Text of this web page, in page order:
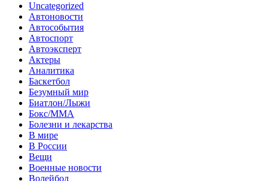
Uncategorized
Автоновости
Автособытия
Автоспорт
Автоэксперт
Актеры
Аналитика
Баскетбол
Безумный мир
Биатлон/Лыжи
Бокс/MMA
Болезни и лекарства
В мире
В России
Вещи
Военные новости
Волейбол